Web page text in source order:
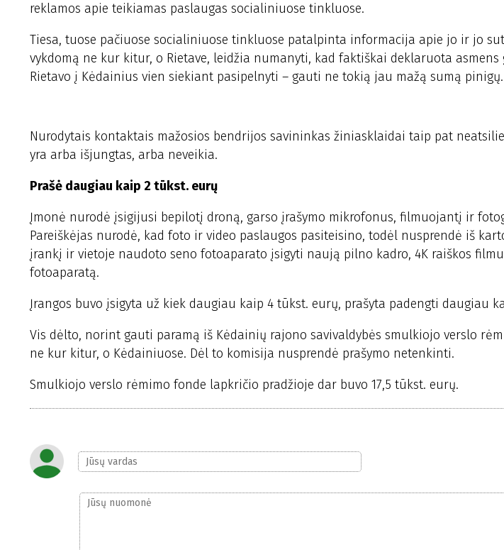
reklamos apie teikiamas paslaugas socialiniuose tinkluose.
Tiesa, tuose pačiuose socialiniuose tinkluose patalpinta informacija apie jo ir jo
vykdomą ne kur kitur, o Rietave, leidžia numanyti, kad faktiškai deklaruota
Rietavo į Kėdainius vien siekiant pasipelnyti – gauti ne tokią jau mažą sumą pinigų.
Nurodytais kontaktais mažosios bendrijos savininkas žiniasklaidai taip pat
yra arba išjungtas, arba neveikia.
Prašė daugiau kaip 2 tūkst. eurų
Įmonė nurodė įsigijusi bepilotį droną, garso įrašymo mikrofonus, filmuojantį ir
Pareiškėjas nurodė, kad foto ir video paslaugos pasiteisino, todėl nusprendė iš
įrankį ir vietoje naudoto seno fotoaparato įsigyti naują pilno kadro, 4K raiškos
fotoaparatą.
Įrangos buvo įsigyta už kiek daugiau kaip 4 tūkst. eurų, prašyta padengti daugiau
Vis dėlto, norint gauti paramą iš Kėdainių rajono savivaldybės smulkiojo verslo
ne kur kitur, o Kėdainiuose. Dėl to komisija nusprendė prašymo netenkinti.
Smulkiojo verslo rėmimo fonde lapkričio pradžioje dar buvo 17,5 tūkst. eurų.